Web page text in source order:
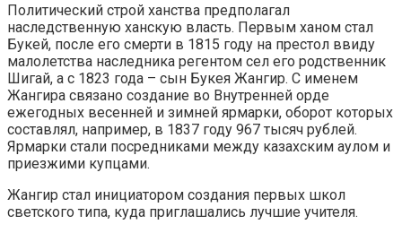
Политический строй ханства предполагал
наследственную ханскую власть. Первым ханом стал
Букей, после его смерти в 1815 году на престол ввиду
малолетства наследника регентом сел его родственник
Шигай, а с 1823 года – сын Букея Жангир. С именем
Жангира связано создание во Внутренней орде
ежегодных весенней и зимней ярмарки, оборот которых
составлял, например, в 1837 году 967 тысяч рублей.
Ярмарки стали посредниками между казахским аулом и
приезжими купцами.
Жангир стал инициатором создания первых школ
светского типа, куда приглашались лучшие учителя.